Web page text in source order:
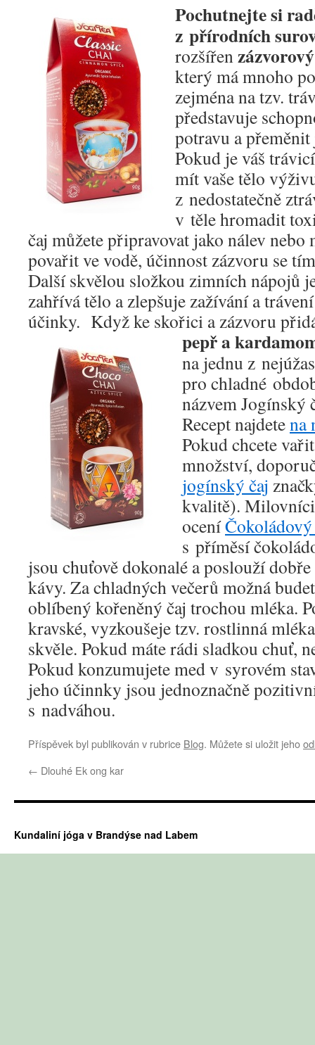
Pochutnejte si
z přírodních
rozšířen
který má mnoho
zejména na tzv.
představuje
potravu a
Pokud je váš
mít vaše tělo
z nedostatečně
v těle hromadit
čaj můžete připravovat jako nálev nebo
povařit ve vodě, účinnost zázvoru se
Další skvělou složkou zimních nápojů
zahřívá tělo a zlepšuje zažívání a
účinky. Když ke skořici a zázvoru
pepř a
na jednu z
pro chladné
názvem Jogínský
Recept najdetena
Pokud chcete
množství,
jogínský čaj
kvalitě).
ocení
s příměsí
jsou chuťově dokonalé a poslouží
kávy. Za chladných večerů možná
oblíbený kořeněný čaj trochou mléka.
kravské, vyzkoušeje tzv. rostlinná
skvěle. Pokud máte rádi sladkou chuť,
Pokud konzumujete med v syrovém
jeho účinnky jsou jednoznačně
s nadváhou.
Příspěvek byl publikován v rubrice Blog. Můžete si uložit jeho
← Dlouhé Ek ong kar
Kundaliní jóga v Brandýse nad Labem